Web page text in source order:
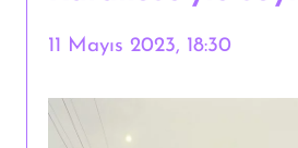
11 Mayıs 2023, 18:30